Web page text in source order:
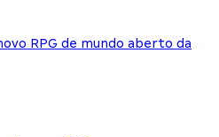
RPG de mundo aberto da